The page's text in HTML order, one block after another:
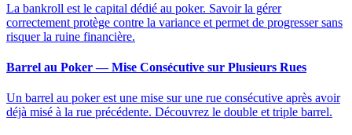
La bankroll est le capital dédié au poker. Savoir la gérer
correctement protège contre la variance et permet de progresser sans
risquer la ruine financière.
Barrel au Poker — Mise Consécutive sur Plusieurs Rues
Un barrel au poker est une mise sur une rue consécutive après avoir
déjà misé à la rue précédente. Découvrez le double et triple barrel.